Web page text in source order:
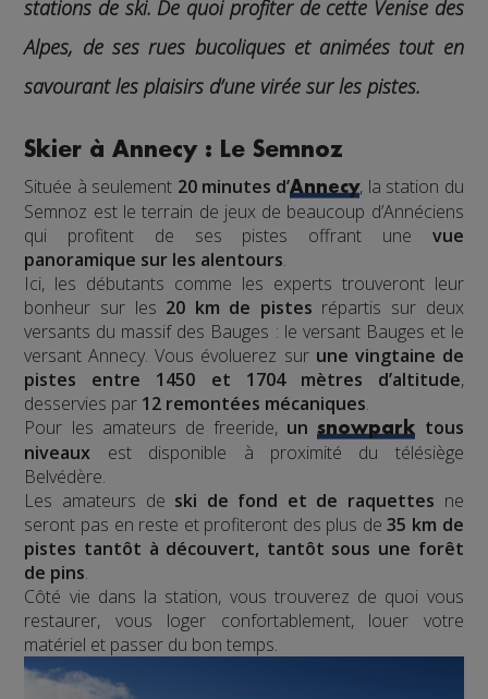
stations de ski. De quoi profiter de cette Venise des
Alpes, de ses rues bucoliques et animées tout en
savourant les plaisirs d’une virée sur les pistes.
Skier à Annecy : Le Semnoz
Située à seulement 20 minutes d’Annecy, la station du
Semnoz est le terrain de jeux de beaucoup d’Annéciens
qui profitent de ses pistes offrant une vue
panoramique sur les alentours.
Ici, les débutants comme les experts trouveront leur
bonheur sur les 20 km de pistes répartis sur deux
versants du massif des Bauges : le versant Bauges et le
versant Annecy. Vous évoluerez sur une vingtaine de
pistes entre 1450 et 1704 mètres d’altitude,
desservies par 12 remontées mécaniques.
Pour les amateurs de freeride, unsnowpark
tous
niveaux est disponible à proximité du télésiège
Belvédère.
Les amateurs de ski de fond et de raquettes ne
seront pas en reste et profiteront des plus de35 km de
pistes tantôt à découvert, tantôt sous une forêt
de pins.
Côté vie dans la station, vous trouverez de quoi vous
restaurer, vous loger confortablement, louer votre
matériel et passer du bon temps.